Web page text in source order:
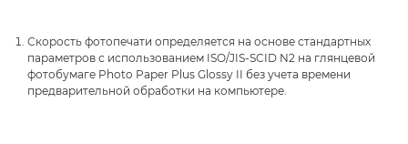
Скорость фотопечати определяется на основе стандартных
параметров с использованием ISO/JIS-SCID N2 на глянцевой
фотобумаге Photo Paper Plus Glossy II без учета времени
предварительной обработки на компьютере.